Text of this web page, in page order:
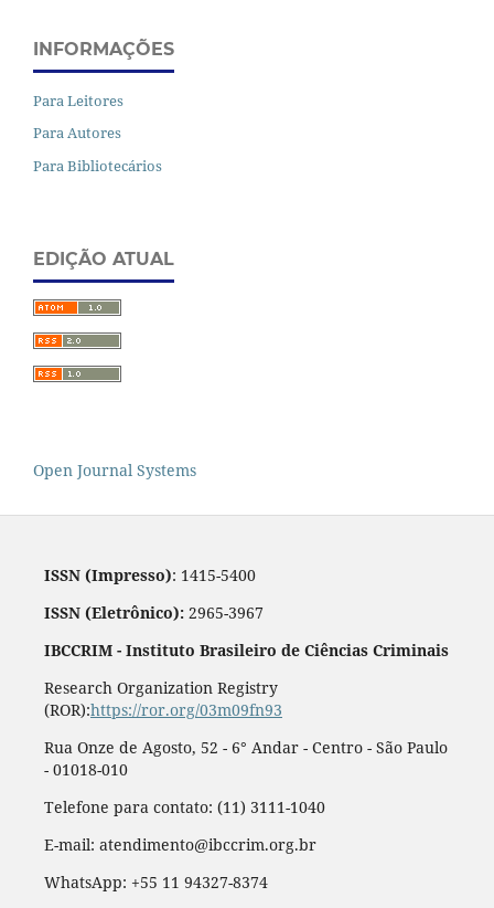
INFORMAÇÕES
Para Leitores
Para Autores
Para Bibliotecários
EDIÇÃO ATUAL
Open Journal Systems
ISSN (Impresso): 1415-5400
ISSN (Eletrônico): 2965-3967
IBCCRIM - Instituto Brasileiro de Ciências Criminais
Research Organization Registry
(ROR):https://ror.org/03m09fn93
Rua Onze de Agosto, 52 - 6° Andar - Centro - São Paulo
- 01018-010
Telefone para contato: (11) 3111-1040
E-mail: atendimento@ibccrim.org.br
WhatsApp: +55 11 94327-8374